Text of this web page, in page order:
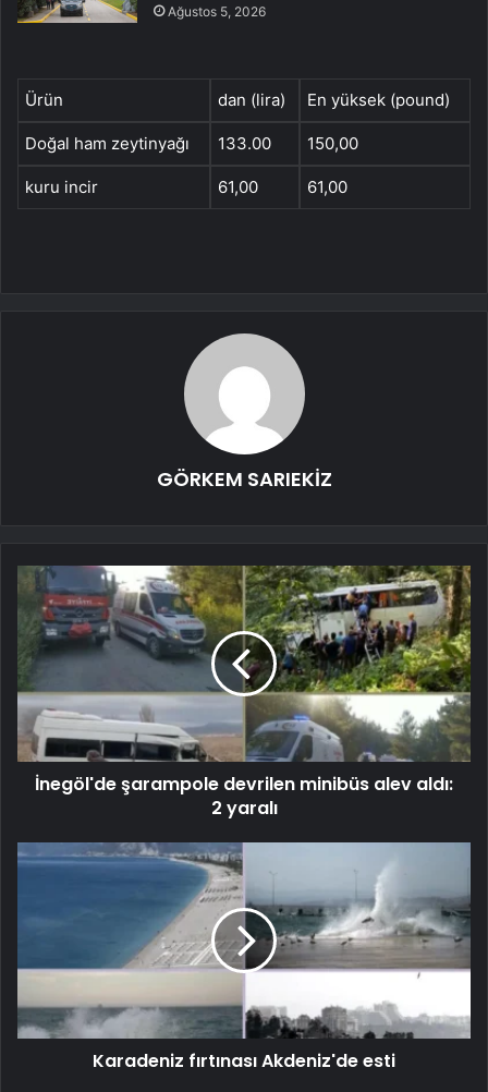
Ağustos 5, 2026
Ürün dan (lira) En yüksek (pound)
Doğal ham zeytinyağı 133.00 150,00
kuru incir 61,00 61,00
GÖRKEM SARIEKİZ
İnegöl'de şarampole devrilen minibüs alev aldı:
2 yaralı
Karadeniz fırtınası Akdeniz'de esti